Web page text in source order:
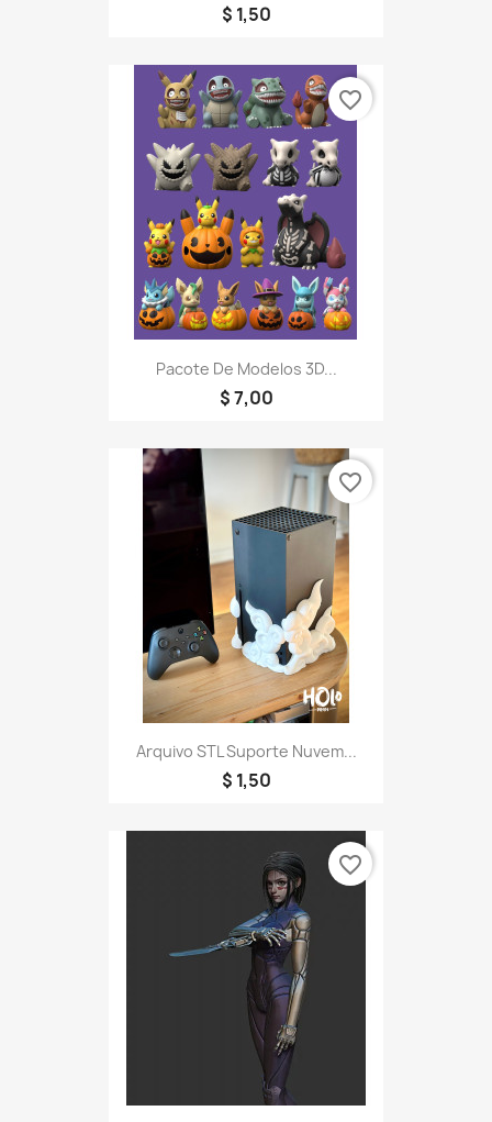
$ 1,50
Pacote De Modelos 3D...
$ 7,00
favorite_border
Arquivo STL Suporte Nuvem...
$ 1,50
favorite_border
favorite_border